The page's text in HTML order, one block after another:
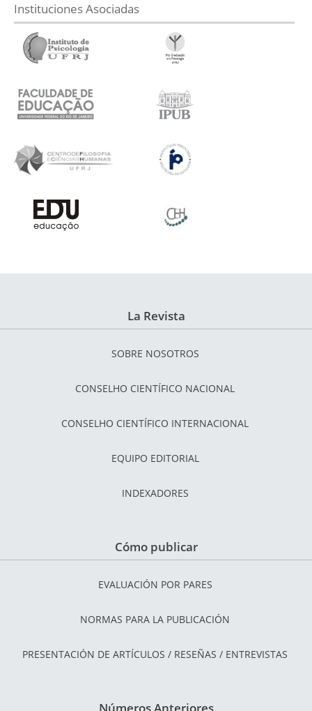
Instituciones Asociadas
La Revista
SOBRE NOSOTROS
CONSELHO CIENTÍFICO NACIONAL
CONSELHO CIENTÍFICO INTERNACIONAL
EQUIPO EDITORIAL
INDEXADORES
Cómo publicar
EVALUACIÓN POR PARES
NORMAS PARA LA PUBLICACIÓN
PRESENTACIÓN DE ARTÍCULOS / RESEÑAS / ENTREVISTAS